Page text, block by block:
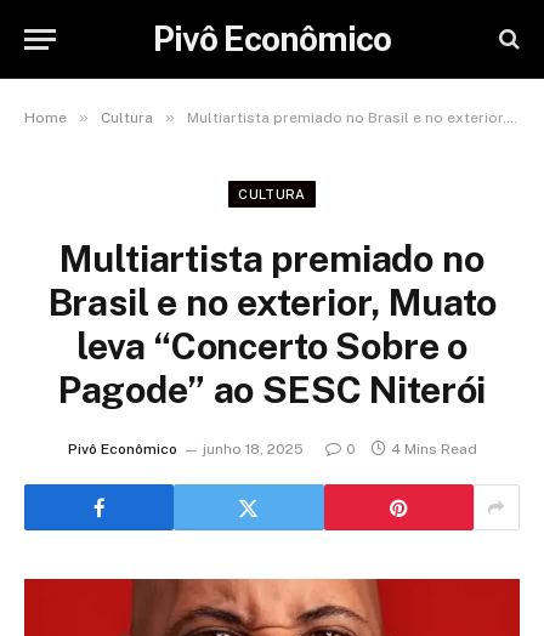
Pivô Econômico
Home » Cultura » Multiartista premiado no Brasil e no exterior, Muato leva “Concerto Sobre o Pagode” ao SESC Niterói
CULTURA
Multiartista premiado no
Brasil e no exterior, Muato
leva “Concerto Sobre o
Pagode” ao SESC Niterói
Pivô Econômico junho 18, 2025 0 4 Mins Read